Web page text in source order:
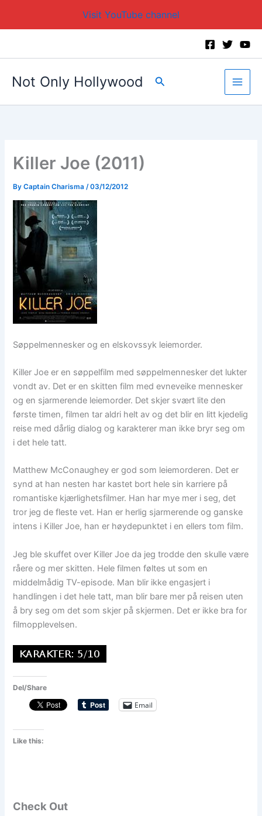
Visit YouTube channel
Not Only Hollywood Search
Killer Joe (2011)
ByCaptain Charisma /03/12/2012
Søppelmennesker og en elskovssyk leiemorder.
Killer Joe er en søppelfilm med søppelmennesker det lukter
vondt av. Det er en skitten film med evneveike mennesker
og en sjarmerende leiemorder. Det skjer svært lite den
første timen, filmen tar aldri helt av og det blir en litt kjedelig
reise med dårlig dialog og karakterer man ikke bryr seg om
i det hele tatt.
Matthew McConaughey er god som leiemorderen. Det er
synd at han nesten har kastet bort hele sin karriere på
romantiske kjærlighetsfilmer. Han har mye mer i seg, det
tror jeg de fleste vet. Han er herlig sjarmerende og ganske
intens i Killer Joe, han er høydepunktet i en ellers tom film.
Jeg ble skuffet over Killer Joe da jeg trodde den skulle være
råere og mer skitten. Hele filmen føltes ut som en
middelmådig TV-episode. Man blir ikke engasjert i
handlingen i det hele tatt, man blir bare mer på reisen uten
å bry seg om det som skjer på skjermen. Det er ikke bra for
filmopplevelsen.
Del/Share
Email
Like this:
Check Out